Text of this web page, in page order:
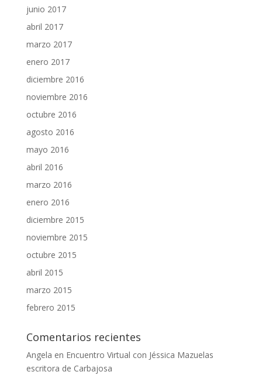
junio 2017
abril 2017
marzo 2017
enero 2017
diciembre 2016
noviembre 2016
octubre 2016
agosto 2016
mayo 2016
abril 2016
marzo 2016
enero 2016
diciembre 2015
noviembre 2015
octubre 2015
abril 2015
marzo 2015
febrero 2015
Comentarios recientes
Angela en Encuentro Virtual con Jéssica Mazuelas
escritora de Carbajosa